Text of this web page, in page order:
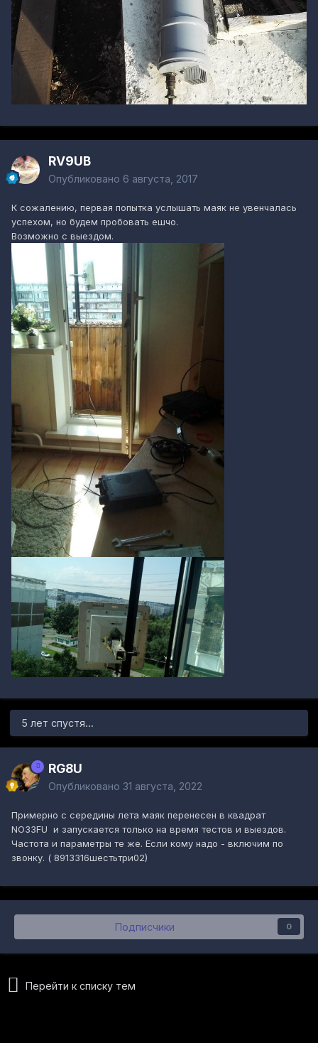
RV9UB
Опубликовано 6 августа, 2017
К сожалению, первая попытка услышать маяк не увенчалась
успехом, но будем пробовать ешчо.
Возможно с выездом.
5 лет спустя...
RG8U
Опубликовано 31 августа, 2022
Примерно с середины лета маяк перенесен в квадрат
NO33FU и запускается только на время тестов и выездов.
Частота и параметры те же. Если кому надо - включим по
звонку. ( 8913316шестьтри02)
Подписчики 0
Перейти к списку тем